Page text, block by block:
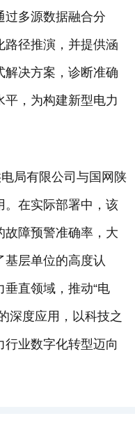
过多源数据融合分
路径推演，并提供涵
解决方案，诊断准确
，为构建新型电力
局有限公司与国网陕
。在实际部署中，该
故障预警准确率，大
基层单位的高度认
直领域，推动“电
深度应用，以科技之
业数字化转型迈向